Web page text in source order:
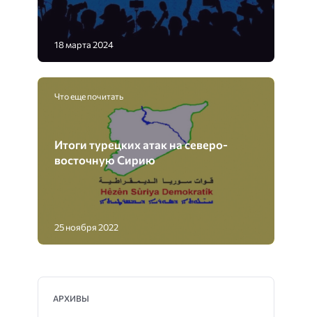
18 марта 2024
Что еще почитать
Итоги турецких атак на северо-
восточную Сирию
25 ноября 2022
АРХИВЫ